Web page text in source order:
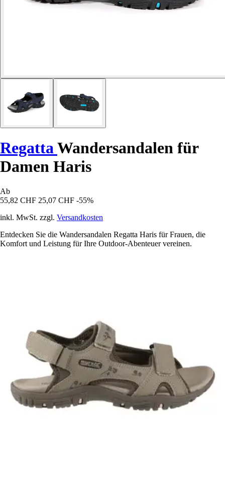
RegattaWandersandalen für
Damen Haris
Ab
55,82 CHF 25,07 CHF -55%
inkl. MwSt. zzgl. Versandkosten
Entdecken Sie die Wandersandalen Regatta Haris für Frauen, die
Komfort und Leistung für Ihre Outdoor-Abenteuer vereinen.